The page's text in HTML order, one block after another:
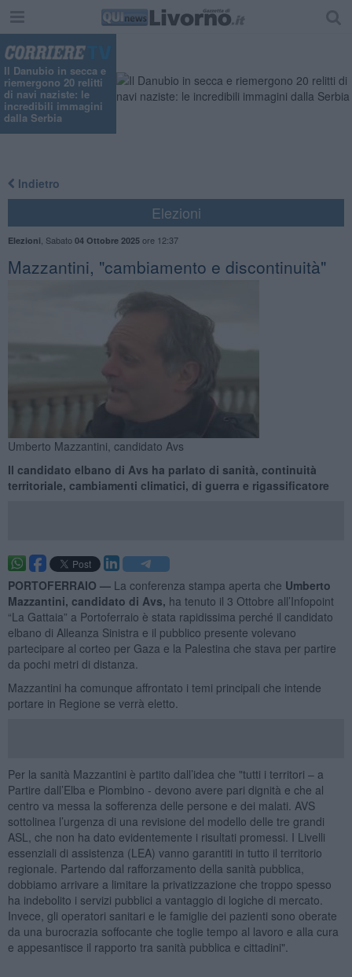
Il Danubio in secca e
riemergono 20 relitti
di navi naziste: le
incredibili immagini
dalla Serbia
Indietro
Elezioni
Elezioni Sabato 04 Ottobre 2025ore 12:37
Mazzantini, "cambiamento e discontinuità"
Umberto Mazzantini, candidato Avs
Il candidato elbano di Avs ha parlato di sanità, continuità
territoriale, cambiamenti climatici, di guerra e rigassificatore
PORTOFERRAIO — La conferenza stampa aperta che Umberto
Mazzantini, candidato di Avs, ha tenuto il 3 Ottobre all’Infopoint
“La Gattaia” a Portoferraio è stata rapidissima perché il candidato
elbano di Alleanza Sinistra e il pubblico presente volevano
partecipare al corteo per Gaza e la Palestina che stava per partire
da pochi metri di distanza.
Mazzantini ha comunque affrontato i temi principali che intende
portare in Regione se verrà eletto.
Per la sanità Mazzantini è partito dall’idea che "tutti i territori – a
Partire dall’Elba e Piombino - devono avere pari dignità e che al
centro va messa la sofferenza delle persone e dei malati. AVS
sottolinea l’urgenza di una revisione del modello delle tre grandi
ASL, che non ha dato evidentemente i risultati promessi. I Livelli
essenziali di assistenza (LEA) vanno garantiti in tutto il territorio
regionale. Partendo dal rafforzamento della sanità pubblica,
dobbiamo arrivare a limitare la privatizzazione che troppo spesso
ha indebolito i servizi pubblici a vantaggio di logiche di mercato.
Invece, gli operatori sanitari e le famiglie dei pazienti sono oberate
da una burocrazia soffocante che toglie tempo al lavoro e alla cura
e appesantisce il rapporto tra sanità pubblica e cittadini".